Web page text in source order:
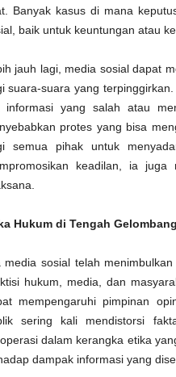
Banyak kasus di mana
baik untuk keuntungan atau
jauh lagi, media sosial dapat
suara-suara yang
informasi yang salah atau
protes yang bisa
semua pihak untuk
keadilan, ia
Hukum di Tengah
media sosial telah
hukum, media, dan
mempengaruhi pimpinan
sering kali mendistorsi
dalam kerangka etika
dampak informasi yang